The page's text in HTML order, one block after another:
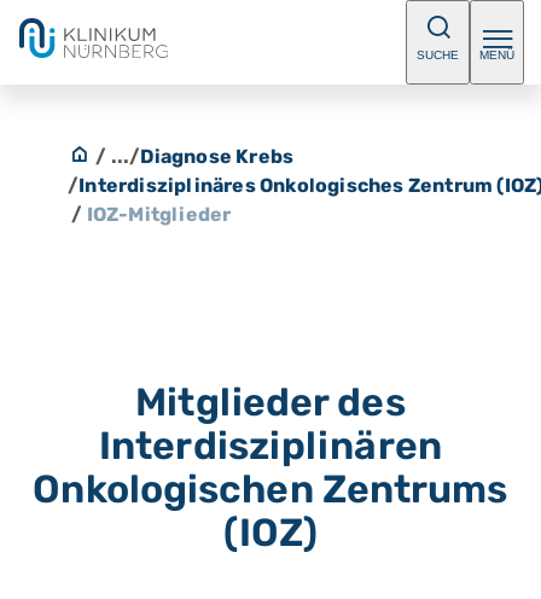
SUCHE MENÜ
/ .../Diagnose Krebs
/Interdisziplinäres Onkologisches Zentrum
/ IOZ-Mitglieder
Mitglieder des
Interdisziplinären
Onkologischen Zentrums
(IOZ)